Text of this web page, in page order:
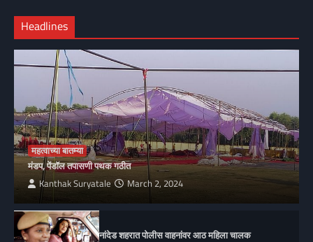
Headlines
महत्वाच्या बातम्या
मंडप, पेंडॉल तपासणी पथक गठीत
Kanthak Suryatale March 2, 2024
नांदेड शहरात पोलीस वाहनांवर आठ महिला चालक